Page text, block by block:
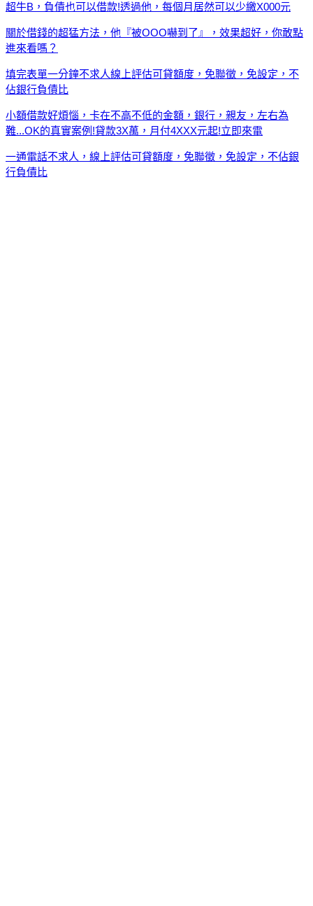
超牛B，負債也可以借款!透過他，每個月居然可以少繳X000元
關於借錢的超猛方法，他『被OOO嚇到了』，效果超好，你敢點
進來看嗎？
填完表單一分鐘不求人線上評估可貸額度，免聯徵，免設定，不
佔銀行負債比
小額借款好煩惱，卡在不高不低的金額，銀行，親友，左右為
難...OK的真實案例!貸款3X萬，月付4XXX元起!立即來電
一通電話不求人，線上評估可貸額度，免聯徵，免設定，不佔銀
行負債比